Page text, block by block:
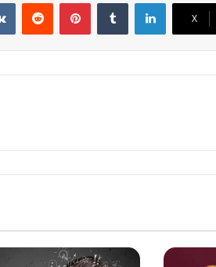
X